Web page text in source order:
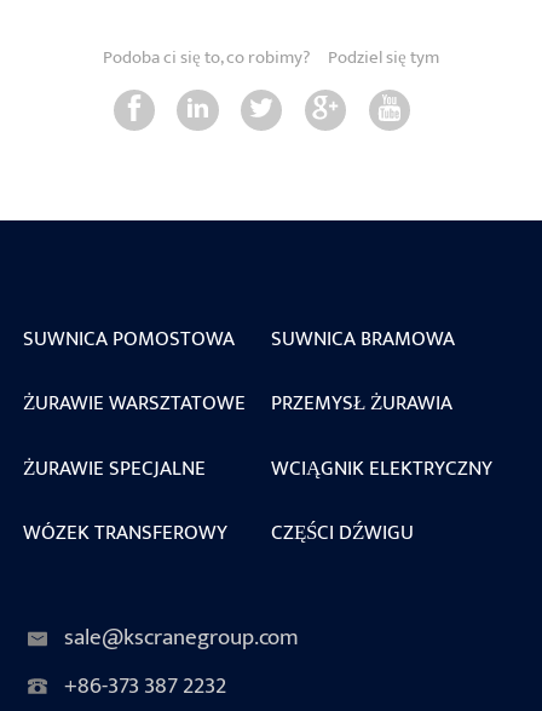
Podoba ci się to, co robimy? Podziel się tym
SUWNICA POMOSTOWA
SUWNICA BRAMOWA
ŻURAWIE WARSZTATOWE
PRZEMYSŁ ŻURAWIA
ŻURAWIE SPECJALNE
WCIĄGNIK ELEKTRYCZNY
WÓZEK TRANSFEROWY
CZĘŚCI DŹWIGU
sale@kscranegroup.com
+86-373 387 2232